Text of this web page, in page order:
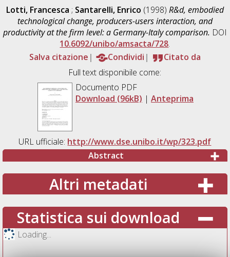
Lotti, Francesca ; Santarelli, Enrico (1998) R&d, embodied
technological change, producers-users interaction, and
productivity at the firm level: a Germany-Italy comparison. DOI
10.6092/unibo/amsacta/728.
Salva citazione
Condividi
Citato da
Full text disponibile come:
Documento PDF
Download (96kB) | Anteprima
URL ufficiale: http://www.dse.unibo.it/wp/323.pdf
Abstract
Altri metadati
Statistica sui download
Loading...